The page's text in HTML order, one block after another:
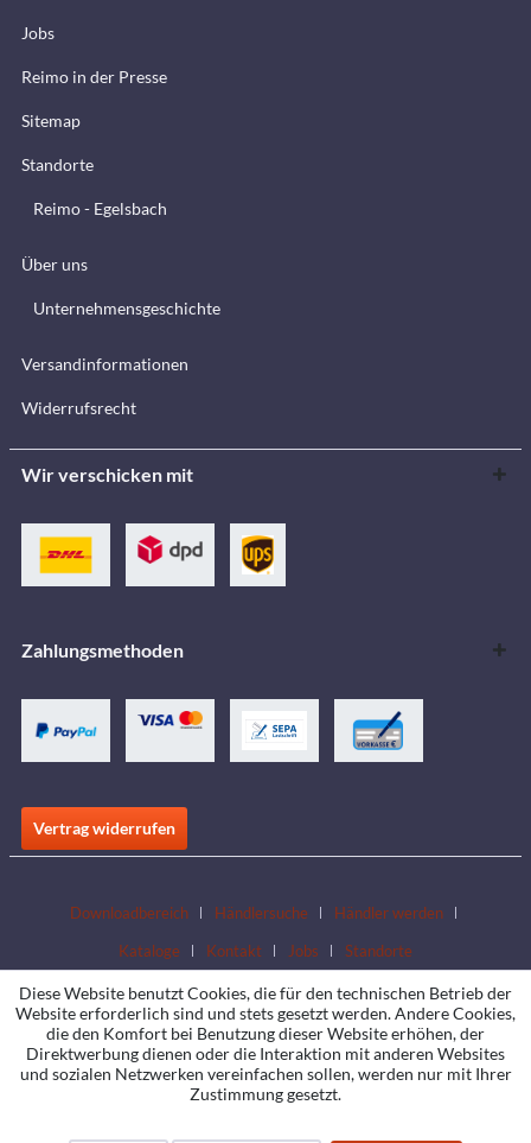
Jobs
Reimo in der Presse
Sitemap
Standorte
Reimo - Egelsbach
Über uns
Unternehmensgeschichte
Versandinformationen
Widerrufsrecht
Wir verschicken mit
Zahlungsmethoden
Vertrag widerrufen
Downloadbereich Händlersuche
Händler werden
Kataloge
Kontakt Jobs Standorte
Diese Website benutzt Cookies, die für den technischen Betrieb der
Website erforderlich sind und stets gesetzt werden. Andere Cookies,
die den Komfort bei Benutzung dieser Website erhöhen, der
Direktwerbung dienen oder die Interaktion mit anderen Websites
und sozialen Netzwerken vereinfachen sollen, werden nur mit Ihrer
Zustimmung gesetzt.